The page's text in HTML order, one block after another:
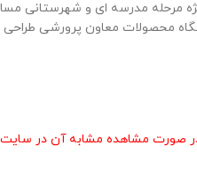
محصولات معاون پرورشی طراحی
مشاهده مشابه آن در سایت